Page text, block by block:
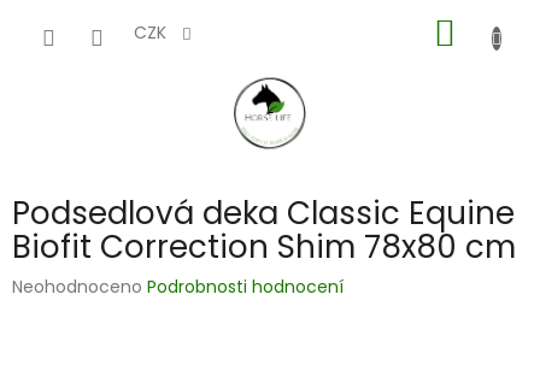
CZK
KOŠÍK
Podsedlová deka Classic Equine
Biofit Correction Shim 78x80 cm
Průměrné
Neohodnoceno Podrobnosti hodnocení